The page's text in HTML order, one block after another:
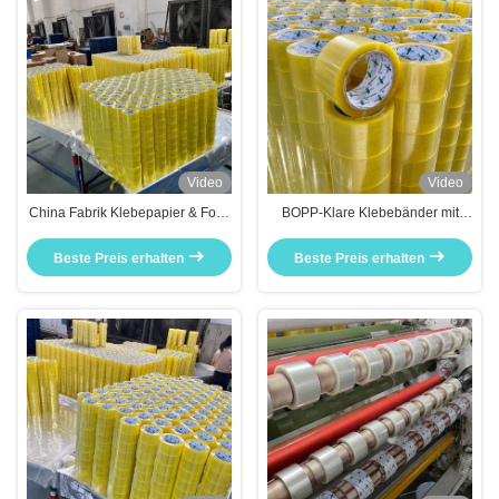
Video
China Fabrik Klebepapier & Folie
Rollen
Beste Preis erhalten
Video
BOPP-Klare Klebebänder mit
Klebeband Angebot Druck
Beste Preis erhalten